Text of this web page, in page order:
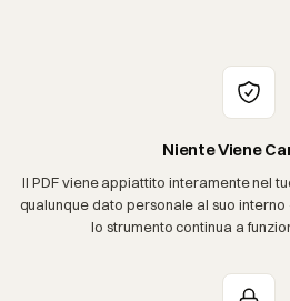
Niente Viene
Il PDF viene appiattito interamente nel
qualunque dato personale al suo
lo strumento continua a